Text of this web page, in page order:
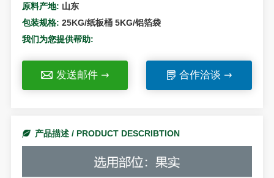
原料产地: 山东
包装规格: 25KG/纸板桶 5KG/铝箔袋
我们为您提供帮助:
发送邮件 合作洽谈
产品描述 / PRODUCT DESCRIBTION